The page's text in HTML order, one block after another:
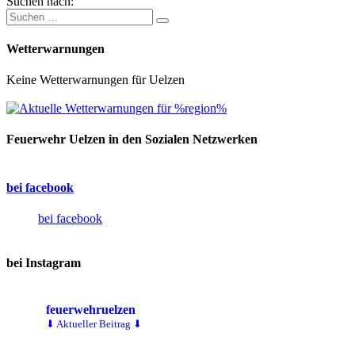
Wetterwarnungen
Keine Wetterwarnungen für Uelzen
Feuerwehr Uelzen in den Sozialen Netzwerken
bei facebook
bei facebook
bei Instagram
feuerwehruelzen
⬇ Aktueller Beitrag ⬇